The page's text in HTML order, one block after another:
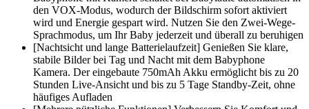
den VOX-Modus, wodurch der Bildschirm sofort aktiviert
wird und Energie gespart wird. Nutzen Sie den Zwei-Wege-
Sprachmodus, um Ihr Baby jederzeit und überall zu beruhigen
[Nachtsicht und lange Batterielaufzeit] Genießen Sie klare,
stabile Bilder bei Tag und Nacht mit dem Babyphone
Kamera. Der eingebaute 750mAh Akku ermöglicht bis zu 20
Stunden Live-Ansicht und bis zu 5 Tage Standby-Zeit, ohne
häufiges Aufladen